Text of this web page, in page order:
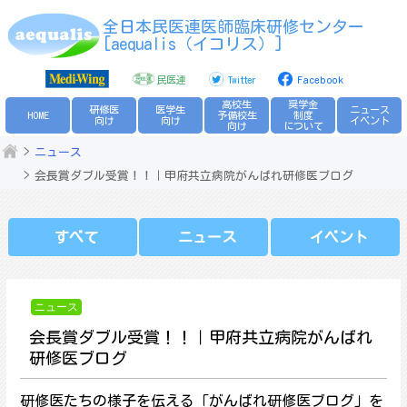
to
全日本民医連医師臨床研修センター
[aequalis（イコリス）]
民医連 Twitter Facebook
HOME
研修医
向け
医学生
向け
高校生
予備校生
向け
奨学金
制度
について
ニュース
イベント
ニュース
会長賞ダブル受賞！！｜甲府共立病院がんばれ研修医ブログ
すべて ニュース イベント
ニュース
会長賞ダブル受賞！！｜甲府共立病院がんばれ
研修医ブログ
研修医たちの様子を伝える「がんばれ研修医ブログ」を